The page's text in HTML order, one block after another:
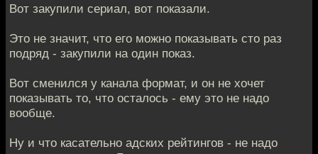
Вот закупили сериал, вот показали.
Это не значит, что его можно показывать сто раз
подряд - закупили на один показ.
Вот сменился у канала формат, и он не хочет
показывать то, что осталось - ему это не надо
вообще.
Ну и что касательно адских рейтингов - не надо